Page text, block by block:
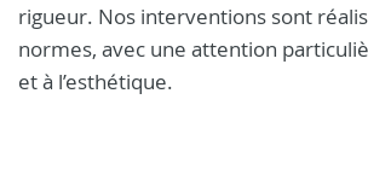
rigueur. Nos interventions sont
normes, avec une attention
et à l’esthétique.